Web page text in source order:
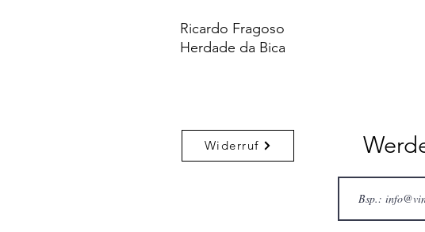
Ricardo Fragoso
Herdade da Bica
Widerruf